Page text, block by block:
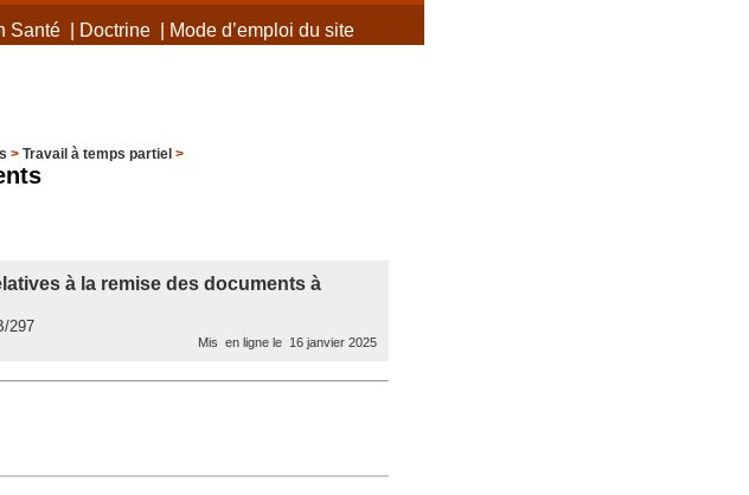
Santé| Doctrine| Mode d’emploi du site
> Travail à temps partiel >
à la remise des documents à
297
Mis en ligne le 16 janvier 2025